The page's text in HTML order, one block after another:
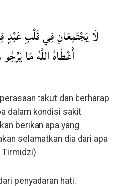
لَا يَجْتَمِعَانِ فِي قَلْبِ عَبْدٍ
أَعْطَاهُ اللَّهُ مَا
takut dan berharap
dalam kondisi sakit
berikan apa yang
selamatkan dia dari apa
Tirmidzi)
penyadaran hati.